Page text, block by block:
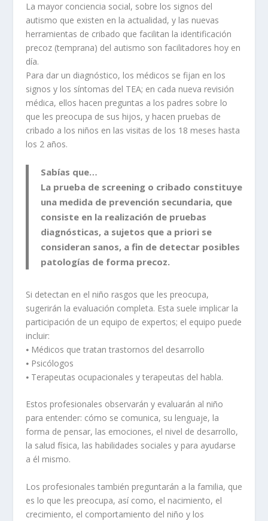
La mayor conciencia social, sobre los signos del
autismo que existen en la actualidad, y las nuevas
herramientas de cribado que facilitan la identificación
precoz (temprana) del autismo son facilitadores hoy en
día.
Para dar un diagnóstico, los médicos se fijan en los
signos y los síntomas del TEA; en cada nueva revisión
médica, ellos hacen preguntas a los padres sobre lo
que les preocupa de sus hijos, y hacen pruebas de
cribado a los niños en las visitas de los 18 meses hasta
los 2 años.
Sabías que…
La prueba de screening o cribado constituye
una medida de prevención secundaria, que
consiste en la realización de pruebas
diagnósticas, a sujetos que a priori se
consideran sanos, a fin de detectar posibles
patologías de forma precoz.
Si detectan en el niño rasgos que les preocupa,
sugerirán la evaluación completa. Esta suele implicar la
participación de un equipo de expertos; el equipo puede
incluir:
⦁ Médicos que tratan trastornos del desarrollo
⦁ Psicólogos
⦁ Terapeutas ocupacionales y terapeutas del habla.
Estos profesionales observarán y evaluarán al niño
para entender: cómo se comunica, su lenguaje, la
forma de pensar, las emociones, el nivel de desarrollo,
la salud física, las habilidades sociales y para ayudarse
a él mismo.
Los profesionales también preguntarán a la familia, que
es lo que les preocupa, así como, el nacimiento, el
crecimiento, el comportamiento del niño y los